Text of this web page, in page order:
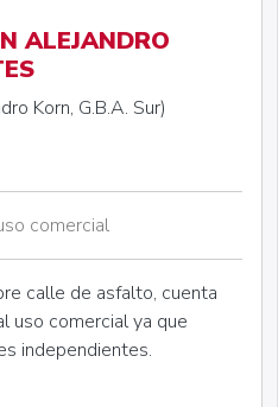
ALEJANDRO
Korn, G.B.A. Sur)
comercial
calle de asfalto, cuenta
uso comercial ya que
independientes.